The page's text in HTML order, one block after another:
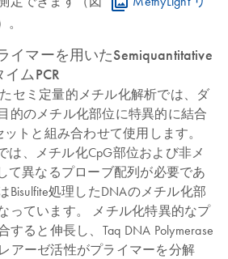
。
イマーを用いたSemiquantitative
ムPCR
たセミ定量的メチル化解析では、ダ
的のメチル化部位に特異的に結合
トと組み合わせて使用します。
は、メチル化CpG部位および非メ
て異なるプローブ配列が必要であ
Bisulfite処理したDNAのメチル化部
っています。 メチル化特異的なプ
ると伸長し、Taq DNA Polymerase
アーゼ活性がプライマーを分解